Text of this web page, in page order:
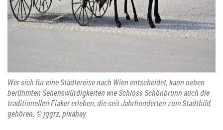
Wer sich für eine Städtereise nach Wien entscheidet, kann neben
berühmten Sehenswürdigkeiten wie Schloss Schönbrunn auch die
traditionellen Fiaker erleben, die seit Jahrhunderten zum Stadtbild
gehören. © jggrz, pixabay